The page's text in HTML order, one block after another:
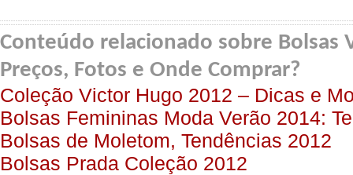
Conteúdo relacionado sobre Bolsas
Preços, Fotos e Onde Comprar?
Coleção Victor Hugo 2012 – Dicas e
Bolsas Femininas Moda Verão 2014:
Bolsas de Moletom, Tendências 2012
Bolsas Prada Coleção 2012